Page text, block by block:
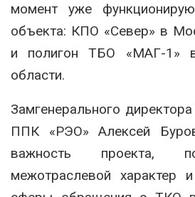
момент уже
объекта: КПО «Север» в
и полигон ТБО «МАГ-1»
области.
Замгенерального
ППК «РЭО» Алексей
важность проекта,
межотраслевой характер